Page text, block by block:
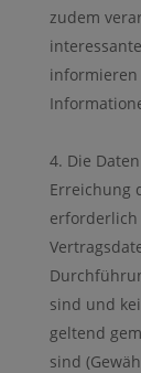
zudem
informieren
Die
Erreichung
erforderlich
sind und
geltend
sind